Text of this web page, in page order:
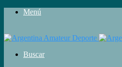
Menú
Buscar